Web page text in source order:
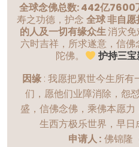
全球念佛总数: 442亿7600
寿之功德，护念 全球 非自
的人及一切有缘众生消灾免
六时吉祥，所求遂意，信
陀佛。
护持三
因缘: 我愿把累世今生所有
们，愿他们业障消除，怨
盛，信佛念佛，乘佛本愿
生西方极乐世界，早日
申请人 : 佛锦隆